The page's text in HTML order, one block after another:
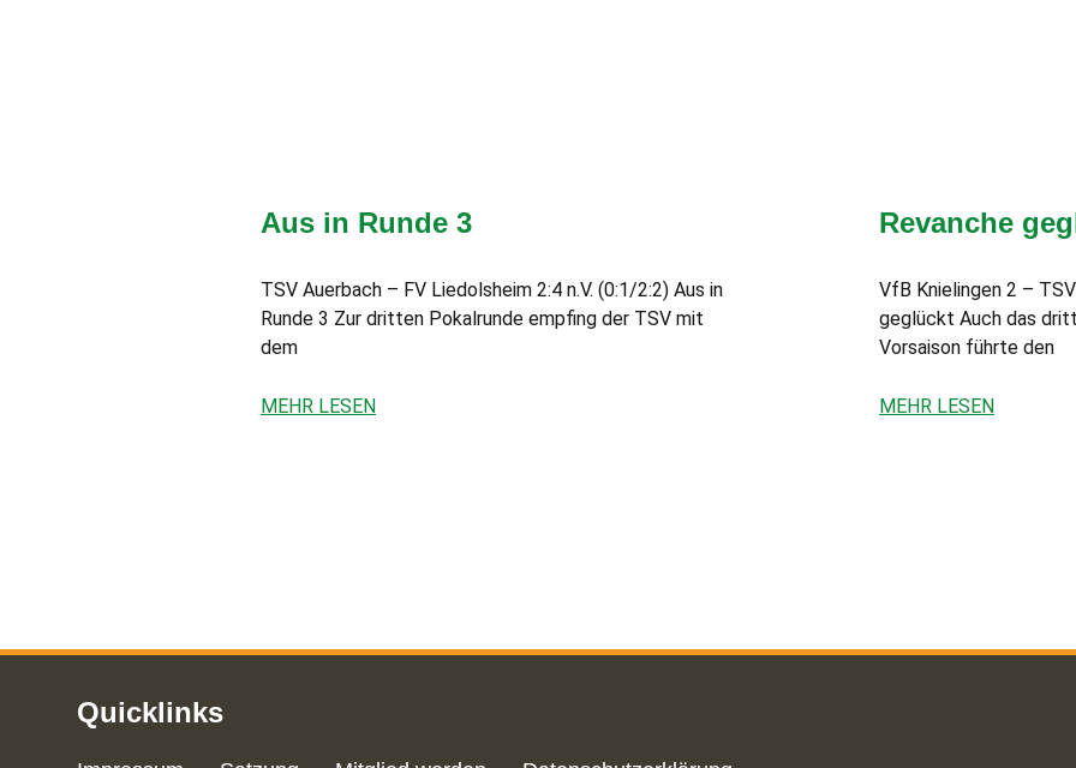
Aus in Runde 3
TSV Auerbach – FV Liedolsheim 2:4 n.V. (0:1/2:2) Aus in
Runde 3 Zur dritten Pokalrunde empfing der TSV mit
dem
MEHR LESEN
Revanche
VfB Knielingen 2 –
geglückt Auch das
Vorsaison führte den
MEHR LESEN
Quicklinks